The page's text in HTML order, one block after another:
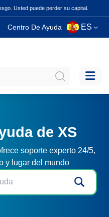
Usted puede perder su capital.
Centro De Ayuda ES
de XS
soporte experto 24/5,
y lugar del mundo